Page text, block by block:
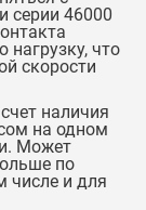
серии 46000
нагрузку, что
скорости
наличия
на одном
Может
по
числе и для